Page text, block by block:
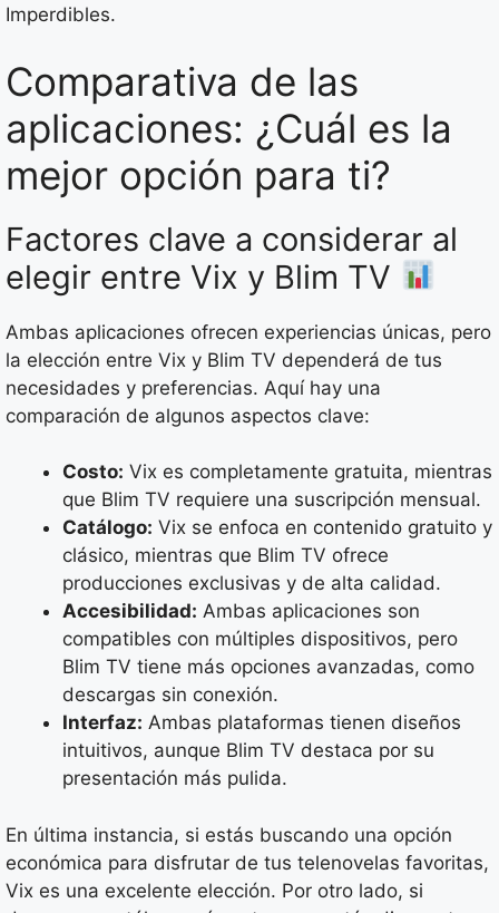
Imperdibles.
Comparativa de las
aplicaciones: ¿Cuál es la
mejor opción para ti?
Factores clave a considerar al
elegir entre Vix y Blim TV
Ambas aplicaciones ofrecen experiencias únicas, pero
la elección entre Vix y Blim TV dependerá de tus
necesidades y preferencias. Aquí hay una
comparación de algunos aspectos clave:
Costo: Vix es completamente gratuita, mientras
que Blim TV requiere una suscripción mensual.
Catálogo: Vix se enfoca en contenido gratuito y
clásico, mientras que Blim TV ofrece
producciones exclusivas y de alta calidad.
Accesibilidad: Ambas aplicaciones son
compatibles con múltiples dispositivos, pero
Blim TV tiene más opciones avanzadas, como
descargas sin conexión.
Interfaz: Ambas plataformas tienen diseños
intuitivos, aunque Blim TV destaca por su
presentación más pulida.
En última instancia, si estás buscando una opción
económica para disfrutar de tus telenovelas favoritas,
Vix es una excelente elección. Por otro lado, si